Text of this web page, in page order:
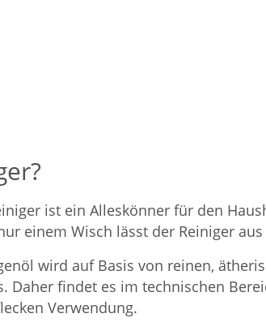
ist ein Alleskönner für den
einem Wisch lässt der Reiniger
wird auf Basis von reinen,
Daher findet es im technischen
Verwendung.